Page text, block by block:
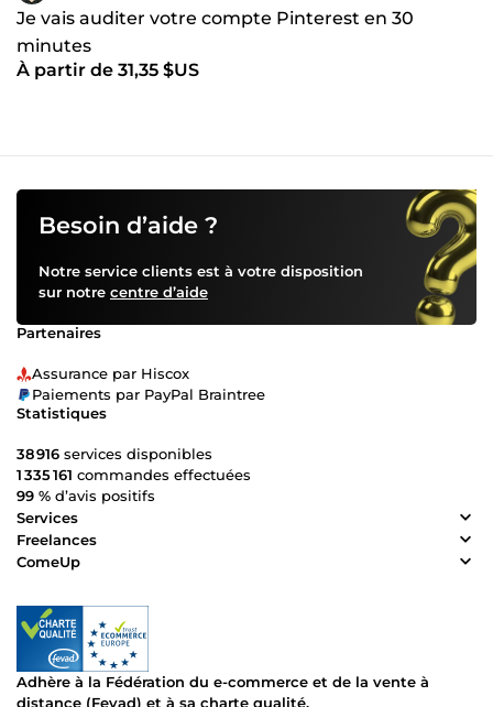
Je vais auditer votre compte Pinterest en 30
minutes
À partir de 31,35 $US
Besoin d’aide ?
Notre service clients est à votre disposition
sur notre centre d’aide
Partenaires
Assurance par Hiscox
Paiements par PayPal Braintree
Statistiques
38 916 services disponibles
1 335 161 commandes effectuées
99 % d’avis positifs
Services
Freelances
ComeUp
Adhère à la Fédération du e-commerce et de la vente à
distance (Fevad) et à sa charte qualité.